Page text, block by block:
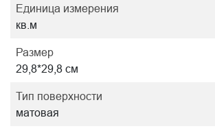
Единица измерения
кв.м
Размер
29,8*29,8 см
Тип поверхности
матовая